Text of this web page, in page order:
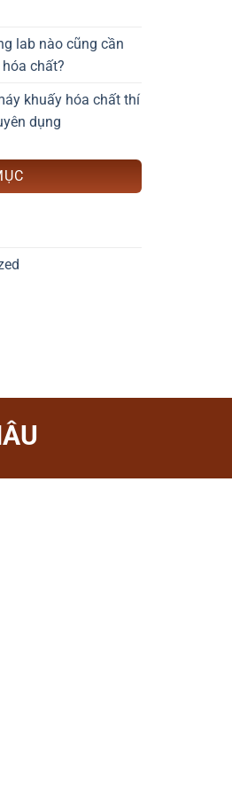
lab nào cũng cần
chất?
khuấy hóa chất thí
dụng